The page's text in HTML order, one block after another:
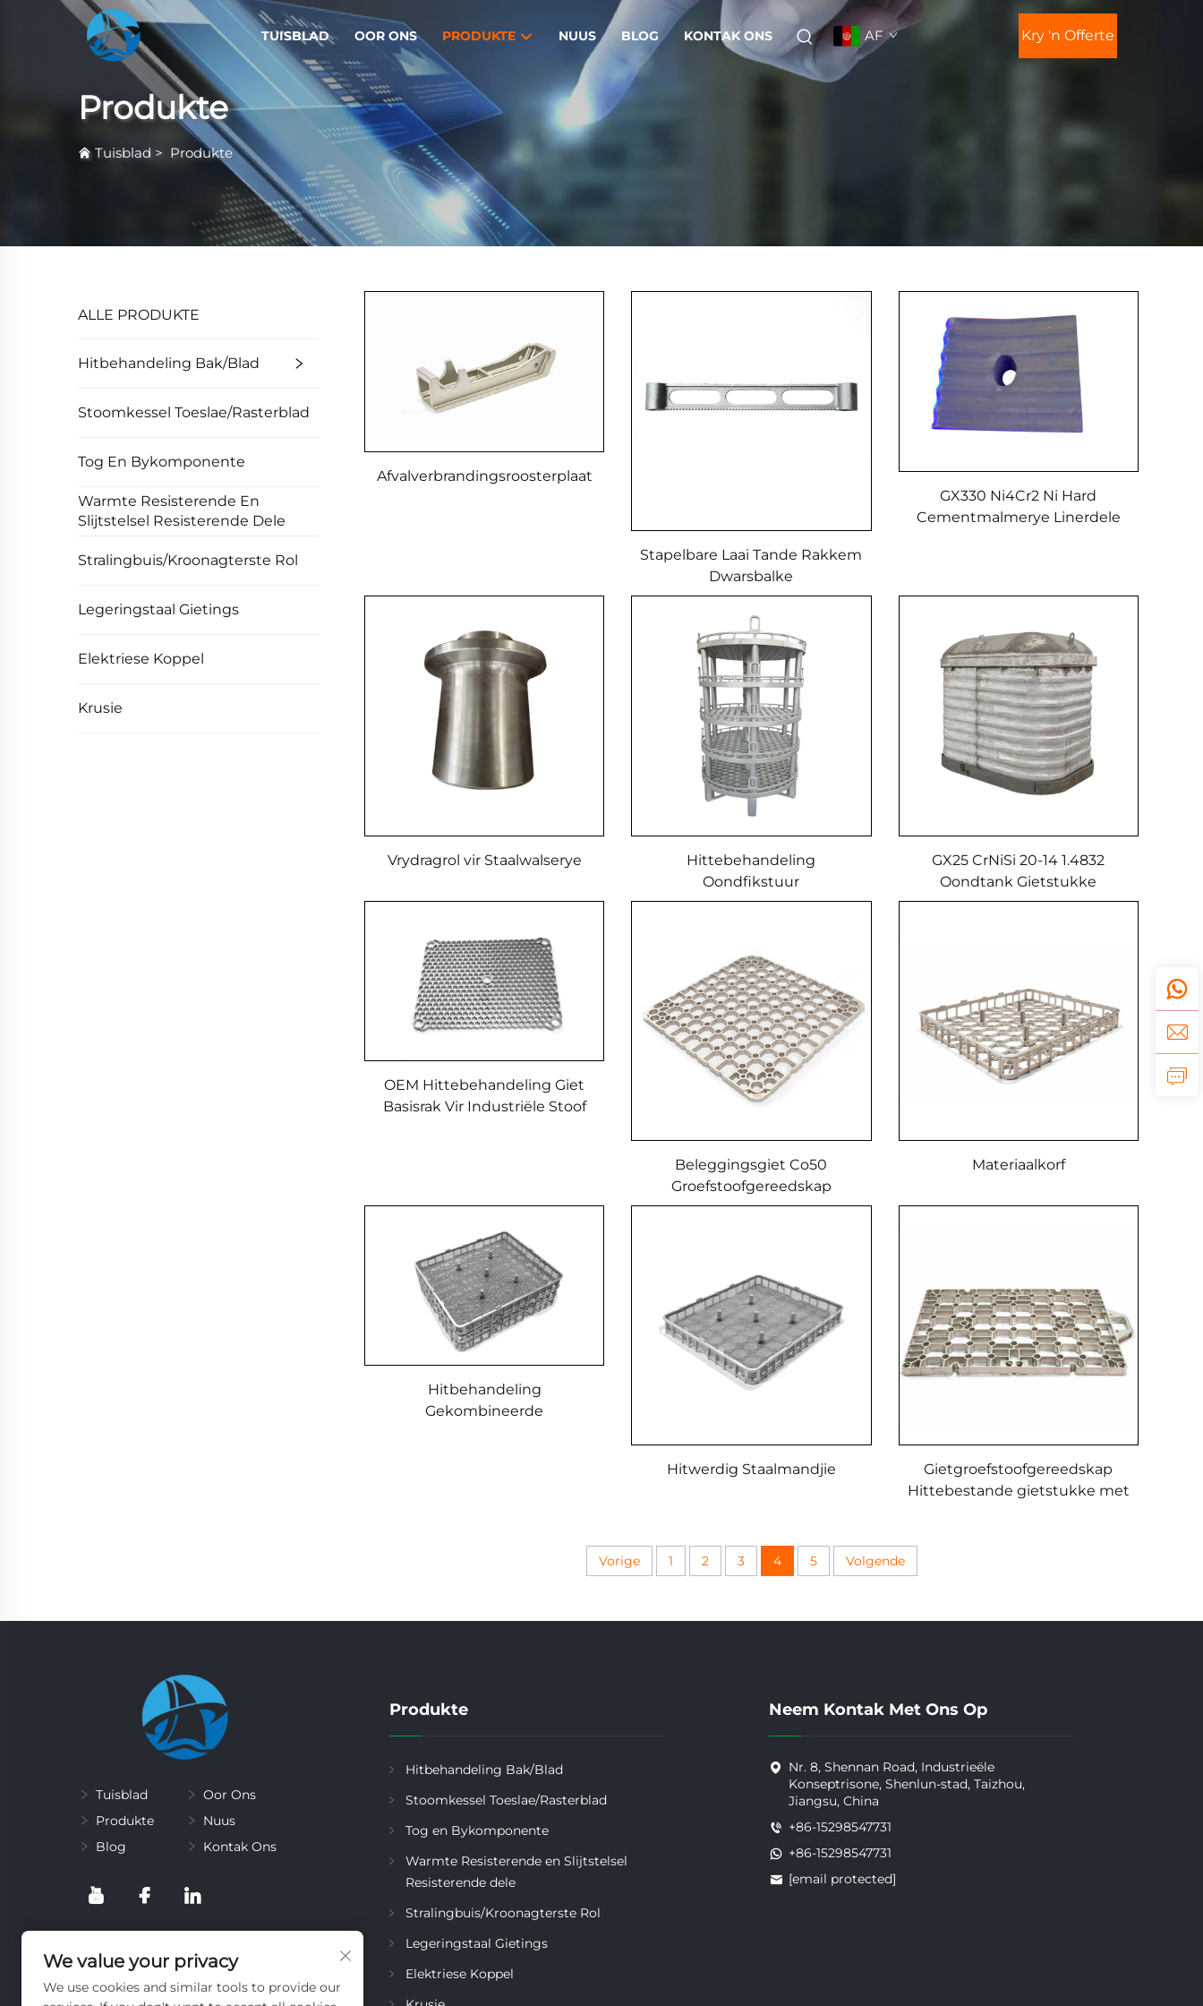
TUISBLAD OOR ONS PRODUKTE NUUS BLOG KONTAK ONS AF Kry 'n Offerte
Produkte
Tuisblad > Produkte
ALLE PRODUKTE
Hitbehandeling Bak/Blad
Stoomkessel Toeslae/Rasterblad
Tog En Bykomponente
Warmte Resisterende En
Slijtstelsel Resisterende Dele
Stralingbuis/Kroonagterste Rol
Legeringstaal Gietings
Elektriese Koppel
Krusie
Afvalverbrandingsroosterplaat
Stapelbare Laai Tande Rakkem
Dwarsbalke
GX330 Ni4Cr2 Ni Hard
Cementmalmerye Linerdele
Vrydragrol vir Staalwalserye
Hittebehandeling
Oondfikstuur
GX25 CrNiSi 20-14 1.4832
Oondtank Gietstukke
OEM Hittebehandeling Giet
Basisrak Vir Industriële Stoof
Beleggingsgiet Co50
Groefstoofgereedskap
Materiaalkorf
Hitbehandeling
Gekombineerde
Hitwerdig Staalmandjie
Gietgroefstoofgereedskap
Hittebestande gietstukke met
Vorige 1 2 3 4 5 Volgende
Tuisblad
Oor Ons
Produkte
Nuus
Blog
Kontak Ons
Produkte
Hitbehandeling Bak/Blad
Stoomkessel Toeslae/Rasterblad
Tog en Bykomponente
Warmte Resisterende en Slijtstelsel
Resisterende dele
Stralingbuis/Kroonagterste Rol
Legeringstaal Gietings
Elektriese Koppel
Neem Kontak Met Ons Op
Nr. 8, Shennan Road, Industrieële
Konseptrisone, Shenlun-stad, Taizhou,
Jiangsu, China
+86-15298547731
+86-15298547731
[email protected]
We value your privacy
We use cookies and similar tools to provide our